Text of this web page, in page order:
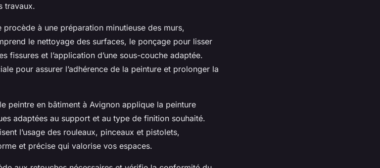
travaux.
à une préparation minutieuse des murs,
le nettoyage des surfaces, le ponçage pour lisser
fissures et l’application d’une sous-couche adaptée.
pour assurer l’adhérence de la peinture et prolonger la
peintre en bâtiment à Avignon applique la peinture
adaptées au support et au type de finition souhaité.
l’usage des rouleaux, pinceaux et pistolets,
et précise qui valorise vos espaces.